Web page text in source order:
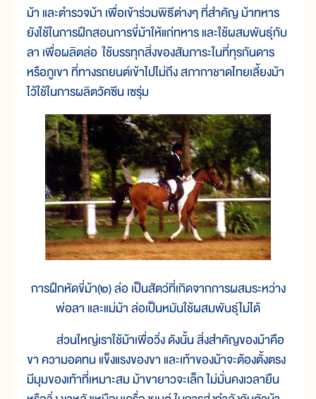
ม้า และตำรวจม้า เพื่อเข้าร่วมพิธีต่างๆ ที่สำคัญ ม้าทหาร
ยังใช้ในการฝึกสอนการขี่ม้าให้แก่ทหาร และใช้ผสมพันธุ์กับ
ลา เพื่อผลิตล่อ ใช้บรรทุกสิ่งของสัมภาระในที่ทุรกันดาร
หรือภูเขา ที่ทางรถยนต์เข้าไปไม่ถึง สภากาชาดไทยเลี้ยงม้า
ไว้ใช้ในการผลิตวัคซีน เซรุ่ม
การฝึกหัดขี่ม้า(๒) ล่อ เป็นสัตว์ที่เกิดจากการผสมระหว่าง
พ่อลา และแม่ม้า ล่อเป็นหมันใช้ผสมพันธุ์ไม่ได้
ส่วนใหญ่เราใช้ม้าเพื่อวิ่ง ดังนั้น สิ่งสำคัญของม้าคือ
ขา ความอดทน แข็งแรงของขา และเท้าของม้าจะต้องตั้งตรง
มีมุมของเท้าที่เหมาะสม ม้าขายาวจะเล็ก ไม่มั่นคงเวลายืน